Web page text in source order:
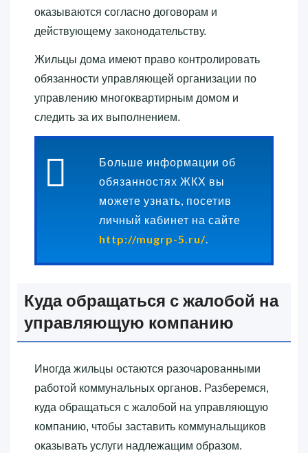
оказываются согласно договорам и
действующему законодательству.
Жильцы дома имеют право контролировать
обязанности управляющей организации по
управлению многоквартирным домом и
следить за их выполнением.
Больше информации об
обязанностях ЖКХ вы
можете узнать, посетив
личный кабинет на сайте
http://mugrp-5.ru/.
Куда обращаться с жалобой на
управляющую компанию
Иногда жильцы остаются разочарованными
работой коммунальных органов. Разберемся,
куда обращаться с жалобой на управляющую
компанию, чтобы заставить коммунальщиков
оказывать услуги надлежащим образом.